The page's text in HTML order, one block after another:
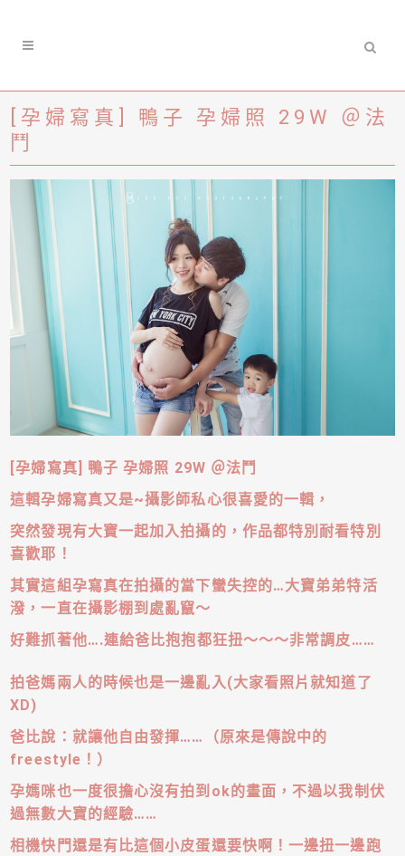
[孕婦寫真] 鴨子 孕婦照 29W ＠法
鬥
[孕婦寫真] 鴨子 孕婦照 29W ＠法鬥
這輯孕婦寫真又是~攝影師私心很喜愛的一輯，
突然發現有大寶一起加入拍攝的，作品都特別耐看特別
喜歡耶！
其實這組孕寫真在拍攝的當下蠻失控的…大寶弟弟特活
潑，一直在攝影棚到處亂竄～
好難抓著他….連給爸比抱抱都狂扭～～～非常調皮……
拍爸媽兩人的時候也是一邊亂入(大家看照片就知道了
XD)
爸比說：就讓他自由發揮……
（原來是傳說中的
freestyle ！）
孕媽咪也一度很擔心沒有拍到 ok的畫面，不過以我制伏
過無數大寶的經驗……
相機快門還是有比這個小皮蛋還要快啊！一邊扭一邊跑